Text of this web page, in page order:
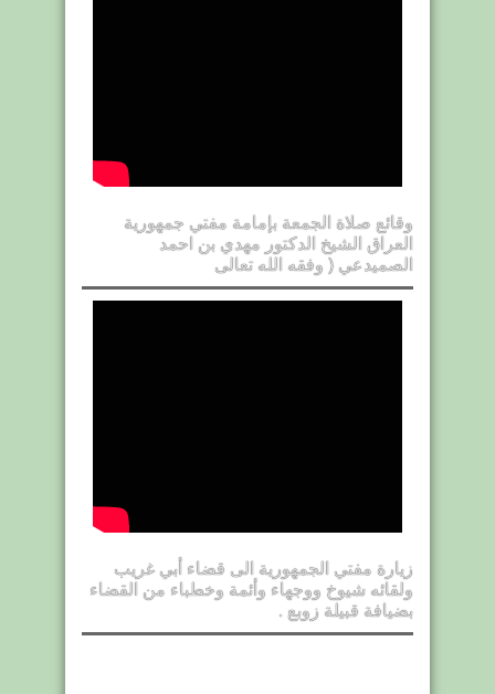
وقائع صلاة الجمعة بإمامة مفتي جمهورية
العراق الشيخ الدكتور مهدي بن احمد
الصميدعي ( وفقه الله تعالى
زيارة مفتي الجمهورية الى قضاء أبي غريب
ولقائه شيوخ ووجهاء وأئمة وخطباء من القضاء
بضيافة قبيلة زوبع .